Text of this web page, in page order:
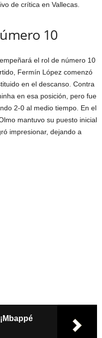
de crítica en Vallecas.
10
el rol de número 10
Fermín López comenzó
en el descanso. Contra
en esa posición, pero fue
2-0 al medio tiempo. En el
mantuvo su puesto inicial
impresionar, dejando a